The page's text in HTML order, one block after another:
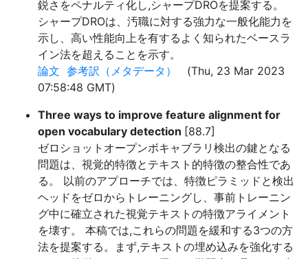
鋭さをペナルティ化し,シャープDROを提案する。
シャープDROは、汚職に対する強力な一般化能力を
示し、高い性能向上を有するよく知られたベースラ
イン法を超えることを示す。
論文 参考訳（メタデータ）
(Thu, 23 Mar 2023
07:58:48 GMT)
Three ways to improve feature alignment for
open vocabulary detection [88.7]
ゼロショットオープンボキャブラリ検出の鍵となる
問題は、視覚的特徴とテキスト的特徴の整合性であ
る。 以前のアプローチでは、特徴ピラミッドと検出
ヘッドをゼロからトレーニングし、事前トレーニン
グ中に確立された視覚テキストの特徴アライメント
を壊す。 本稿では,これらの問題を緩和する3つの方
法を提案する。まず,テキストの埋め込みを強化する